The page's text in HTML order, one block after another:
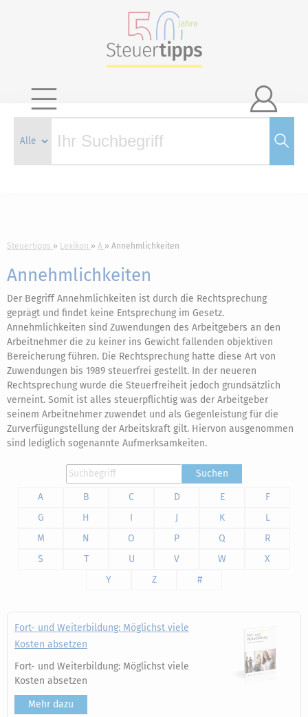

Steuertipps Lexikon A Annehmlichkeiten
Annehmlichkeiten
Der Begriff Annehmlichkeiten ist durch die Rechtsprechung
geprägt und findet keine Entsprechung im Gesetz.
Annehmlichkeiten sind Zuwendungen des Arbeitgebers an den
Arbeitnehmer die zu keiner ins Gewicht fallenden objektiven
Bereicherung führen. Die Rechtsprechung hatte diese Art von
Zuwendungen bis 1989 steuerfrei gestellt. In der neueren
Rechtsprechung wurde die Steuerfreiheit jedoch grundsätzlich
verneint. Somit ist alles steuerpflichtig was der Arbeitgeber
seinem Arbeitnehmer zuwendet und als Gegenleistung für die
Zurverfügungstellung der Arbeitskraft gilt. Hiervon ausgenommen
sind lediglich sogenannte Aufmerksamkeiten.
Suchen
A
B C D E
F
G
H I J K
L
M
N O P Q
R
S
T U V W
X
Y
Z #
Fort- und Weiterbildung: Möglichst viele
Kosten absetzen
Fort- und Weiterbildung: Möglichst viele
Kosten absetzen
Mehr dazu